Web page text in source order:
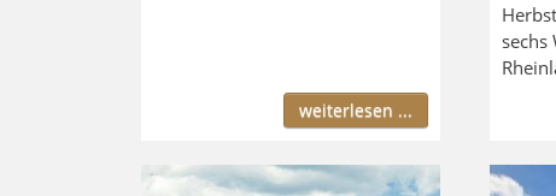
weiterlesen ...
sechs